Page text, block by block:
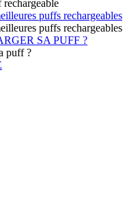
puffs rechargeables
puffs rechargeables
SA PUFF ?
puff ?